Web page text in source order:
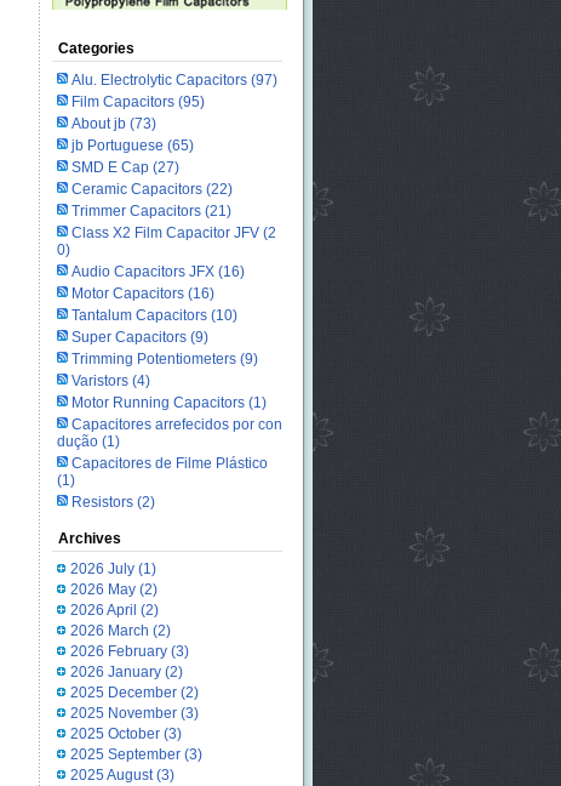
Categories
Alu. Electrolytic Capacitors(97)
Film Capacitors(95)
About jb(73)
jb Portuguese (65)
SMD E Cap(27)
Ceramic Capacitors(22)
Trimmer Capacitors(21)
Class X2 Film Capacitor JFV(2
0)
Audio Capacitors JFX(16)
Motor Capacitors (16)
Tantalum Capacitors(10)
Super Capacitors(9)
Trimming Potentiometers(9)
Varistors(4)
Motor Running Capacitors(1)
Capacitores arrefecidos por con
dução(1)
Capacitores de Filme Plástico
(1)
Resistors(2)
Archives
2026 July(1)
2026 May(2)
2026 April (2)
2026 March (2)
2026 February(3)
2026 January(2)
2025 December(2)
2025 November(3)
2025 October(3)
2025 September(3)
2025 August(3)